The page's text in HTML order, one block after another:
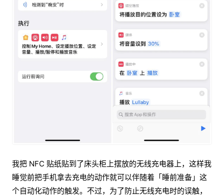
我把 NFC 贴纸贴到了床头柜上摆放的无线充电器上，这样我
睡觉前把手机拿去充电的动作就可以伴随着「睡前准备」这
个自动化动作的触发。不过，为了防止无线充电时的误触，